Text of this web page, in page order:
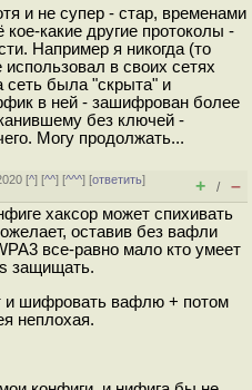
и не супер - стар, временами
какие другие протоколы -
Например я никогда (то
в своих сетях
сеть была "скрыта" и
в ней - зашифрован более
без ключей -
Могу продолжать...
[^] [^^] [^^^] [ответить]
+ / –
хаксор может спихивать
оставив без вафли
все-равно мало кто умеет
защищать.
и шифровать вафлю + потом
неплохая.